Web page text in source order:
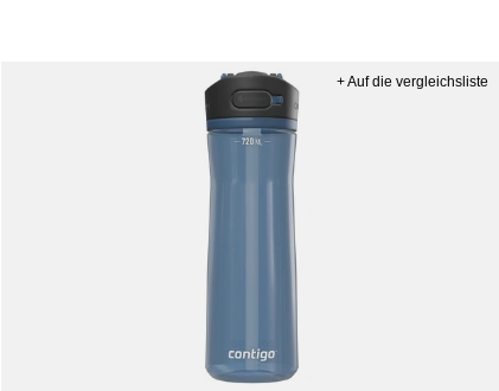
+ Auf die vergleichsliste